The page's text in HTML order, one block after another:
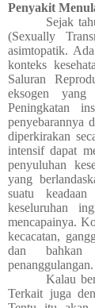
Penyakit
Sejak
(Sexually
asimtopatik.
konteks
Saluran
eksogen yang
Peningkatan
penyebarannya
diperkirakan
intensif dapat
penyuluhan
yang
suatu
keseluruhan
mencapainya.
kecacatan,
dan bahkan
penanggulangan.
Kalau
Terkait juga